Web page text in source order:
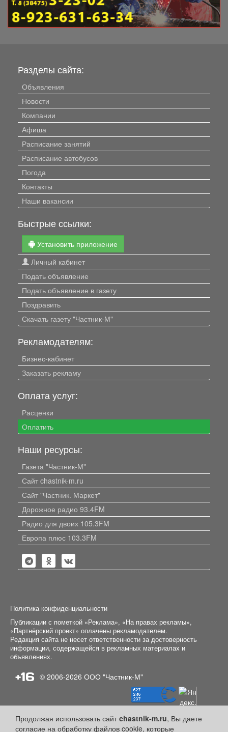
Продолжая использовать сайтchastnik-m.ru, Вы даете
согласие на обработку файлов cookie, которые
Разделы сайта:
Объявления
Новости
Компании
Афиша
Расписание занятий
Расписание автобусов
Погода
Контакты
Наши вакансии
Быстрые ссылки:
Установить приложение
Личный кабинет
Подать объявление
Подать объявление в газету
Поздравить
Скачать газету "Частник-М"
Рекламодателям:
Бизнес-кабинет
Заказать рекламу
Оплата услуг:
Расценки
Оплатить
Наши ресурсы:
Газета "Частник-М"
Сайт chastnik-m.ru
Сайт "Частник. Маркет"
Дорожное радио 93.4FM
Радио для двоих 105.3FM
Европа плюс 103.3FM
Политика конфиденциальности
Публикации с пометкой «Реклама», «На правах рекламы»,
«Партнёрский проект» оплачены рекламодателем.
Редакция сайта не несет ответственности за достоверность
информации, содержащейся в рекламных материалах и
объявлениях.
+16 © 2006-2026 ООО "Частник-М"